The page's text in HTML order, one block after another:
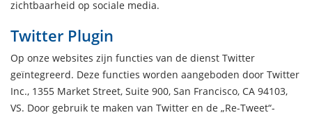
zichtbaarheid op sociale media.
Twitter Plugin
Op onze websites zijn functies van de dienst Twitter
geïntegreerd. Deze functies worden aangeboden door Twitter
Inc., 1355 Market Street, Suite 900, San Francisco, CA 94103,
VS. Door gebruik te maken van Twitter en de „Re-Tweet“-